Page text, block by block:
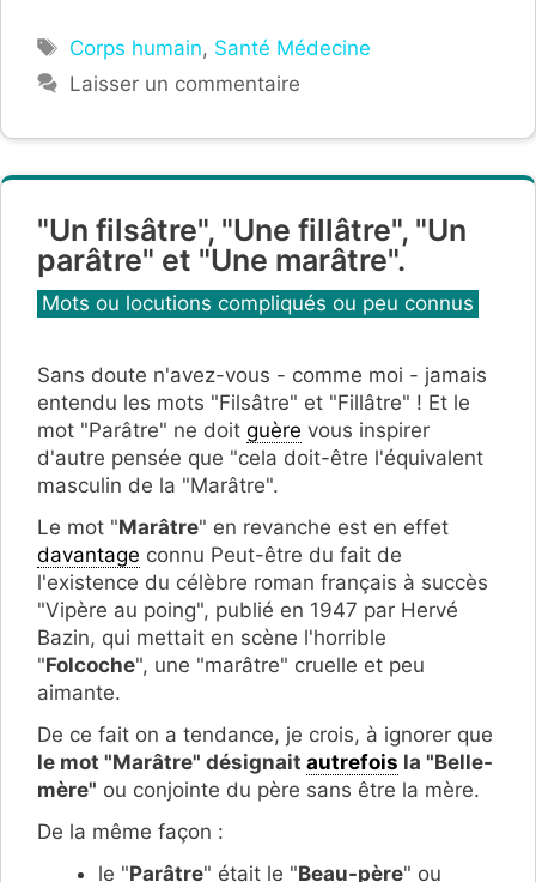
Étiquettes
Corps humain, Santé Médecine
Laisser un commentaire
"Un filsâtre", "Une fillâtre", "Un
parâtre" et "Une marâtre".
Catégories
Mots ou locutions compliqués ou peu connus
Sans doute n'avez-vous - comme moi - jamais
entendu les mots "Filsâtre" et "Fillâtre" ! Et le
mot "Parâtre" ne doit guère vous inspirer
d'autre pensée que "cela doit-être l'équivalent
masculin de la "Marâtre".
Le mot "Marâtre" en revanche est en effet
davantage connu Peut-être du fait de
l'existence du célèbre roman français à succès
"Vipère au poing", publié en 1947 par Hervé
Bazin, qui mettait en scène l'horrible
"Folcoche", une "marâtre" cruelle et peu
aimante.
De ce fait on a tendance, je crois, à ignorer que
le mot "Marâtre" désignait autrefois la "Belle-
mère" ou conjointe du père sans être la mère.
De la même façon :
le "Parâtre" était le "Beau-père" ou